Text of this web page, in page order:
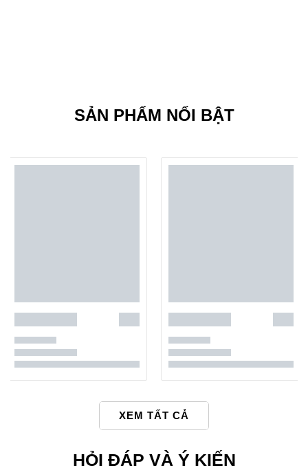
SẢN PHẨM NỔI BẬT
XEM TẤT CẢ
HỎI ĐÁP VÀ Ý KIẾN